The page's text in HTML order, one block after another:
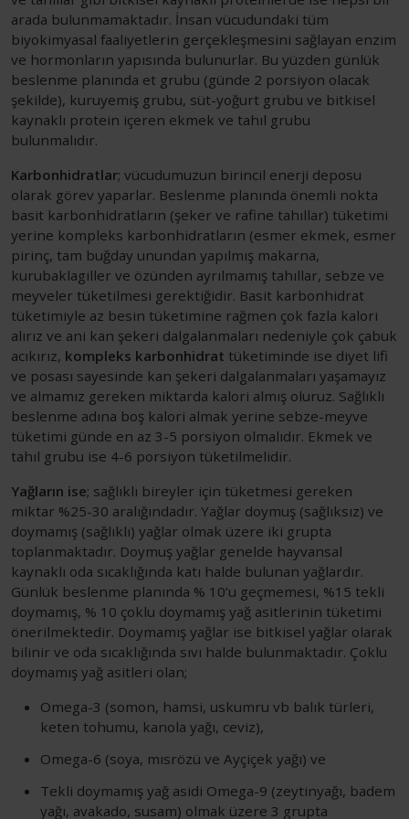
arada bulunmamaktadır. İnsan vücudundaki tüm
biyokimyasal faaliyetlerin gerçekleşmesini sağlayan enzim
ve hormonların yapısında bulunurlar. Bu yüzden günlük
beslenme planında et grubu (günde 2 porsiyon olacak
şekilde), kuruyemiş grubu, süt-yoğurt grubu ve bitkisel
kaynaklı protein içeren ekmek ve tahıl grubu
bulunmalıdır.
Karbonhidratlar; vücudumuzun birincil enerji deposu
olarak görev yaparlar. Beslenme planında önemli nokta
basit karbonhidratların (şeker ve rafine tahıllar) tüketimi
yerine kompleks karbonhidratların (esmer ekmek, esmer
pirinç, tam buğday unundan yapılmış makarna,
kurubaklagiller ve özünden ayrılmamış tahıllar, sebze ve
meyveler tüketilmesi gerektiğidir. Basit karbonhidrat
tüketimiyle az besin tüketimine rağmen çok fazla kalori
alırız ve ani kan şekeri dalgalanmaları nedeniyle çok çabuk
acıkırız, kompleks karbonhidrat tüketiminde ise diyet lifi
ve posası sayesinde kan şekeri dalgalanmaları yaşamayız
ve almamız gereken miktarda kalori almış oluruz. Sağlıklı
beslenme adına boş kalori almak yerine sebze-meyve
tüketimi günde en az 3-5 porsiyon olmalıdır. Ekmek ve
tahıl grubu ise 4-6 porsiyon tüketilmelidir.
Yağların ise; sağlıklı bireyler için tüketmesi gereken
miktar %25-30 aralığındadır. Yağlar doymuş (sağlıksız) ve
doymamış (sağlıklı) yağlar olmak üzere iki grupta
toplanmaktadır. Doymuş yağlar genelde hayvansal
kaynaklı oda sıcaklığında katı halde bulunan yağlardır.
Günlük beslenme planında % 10’u geçmemesi, %15 tekli
doymamış, % 10 çoklu doymamış yağ asitlerinin tüketimi
önerilmektedir. Doymamış yağlar ise bitkisel yağlar olarak
bilinir ve oda sıcaklığında sıvı halde bulunmaktadır. Çoklu
doymamış yağ asitleri olan;
Omega-3 (somon, hamsi, uskumru vb balık türleri,
keten tohumu, kanola yağı, ceviz),
Omega-6 (soya, mısrözü ve Ayçiçek yağı) ve
Tekli doymamış yağ asidi Omega-9 (zeytinyağı, badem
yağı, avakado, susam) olmak üzere 3 grupta